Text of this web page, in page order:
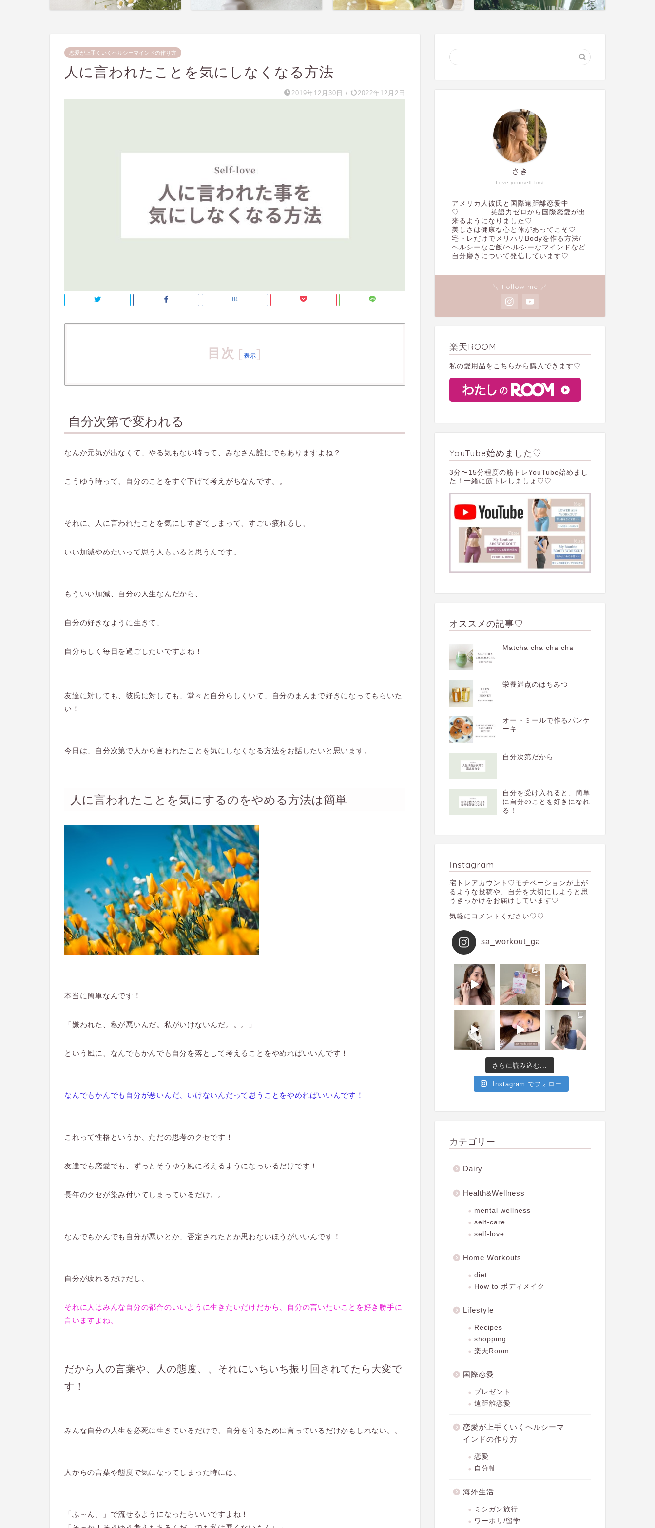
恋愛が上手くいくヘルシーマインドの作り方
人に言われたことを気にしなくなる方法
2019年12月30日 / 2022年12月2日
目次 [ 表示]
自分次第で変われる
なんか元気が出なくて、やる気もない時って、みなさん誰にでもありますよね？
こうゆう時って、自分のことをすぐ下げて考えがちなんです。。
それに、人に言われたことを気にしすぎてしまって、すごい疲れるし、
いい加減やめたいって思う人もいると思うんです。
もういい加減、自分の人生なんだから、
自分の好きなように生きて、
自分らしく毎日を過ごしたいですよね！
友達に対しても、彼氏に対しても、堂々と自分らしくいて、自分のまんまで好きになってもらいた
い！
今日は、自分次第で人から言われたことを気にしなくなる方法をお話したいと思います。
人に言われたことを気にするのをやめる方法は簡単
本当に簡単なんです！
「嫌われた、私が悪いんだ。私がいけないんだ。。。」
という風に、 なんでもかんでも自分を落として考えることをやめればいいんです！
なんでもかんでも自分が悪いんだ、いけないんだって思うことをやめればいいんです！
これって性格というか、ただの思考のクセです！
友達でも恋愛でも、ずっとそうゆう風に考えるようになっいるだけです！
長年のクセが染み付いてしまっているだけ。。
なんでもかんでも自分が悪いとか、否定されたとか思わないほうがいいんです！
自分が疲れるだけだし、
それに人はみんな自分の都合のいいように生きたいだけだから、自分の言いたいことを好き勝手に
言いますよね。
だから人の言葉や、人の態度、、それにいちいち振り回されてたら大変で
す！
みんな自分の人生を必死に生きているだけで、自分を守るために言っているだけかもしれない。。
人からの言葉や態度で気になってしまった時には、
「ふ～ん。」で流せるようになったらいいですよね！
Love yourself first
さき
アメリカ人彼氏と国際遠距離恋愛中
♡ 英語力ゼロから国際恋愛が出
来るようになりました♡
美しさは健康な心と体があってこそ♡
宅トレだけでメリハリBodyを作る方法/
ヘルシーなご飯/ヘルシーなマインドなど
自分磨きについて発信しています♡
＼ Follow me ／
楽天ROOM
私の愛用品をこちらから購入できます♡
YouTube始めました♡
3分〜15分程度の筋トレYouTube始めまし
た！一緒に筋トレしましょ♡♡
オススメの記事♡
Matcha cha cha cha
栄養満点のはちみつ
オートミールで作るパンケ
ーキ
自分次第だから
自分を受け入れると、簡単
に自分のことを好きになれ
る！
Instagram
宅トレアカウント♡モチベーションが上が
るような投稿や、自分を大切にしようと思
うきっかけをお届けしています♡
気軽にコメントください♡♡
sa_workout_ga
さらに読み込む...
Instagram でフォロー
カテゴリー
Dairy
Health&Wellness
mental wellness
self-care
self-love
Home Workouts
diet
How to ボディメイク
Lifestyle
Recipes
shopping
楽天Room
国際恋愛
プレゼント
遠距離恋愛
恋愛が上手くいくヘルシーマ
インドの作り方
恋愛
自分軸
海外生活
ミシガン旅行
ワーホリ/留学